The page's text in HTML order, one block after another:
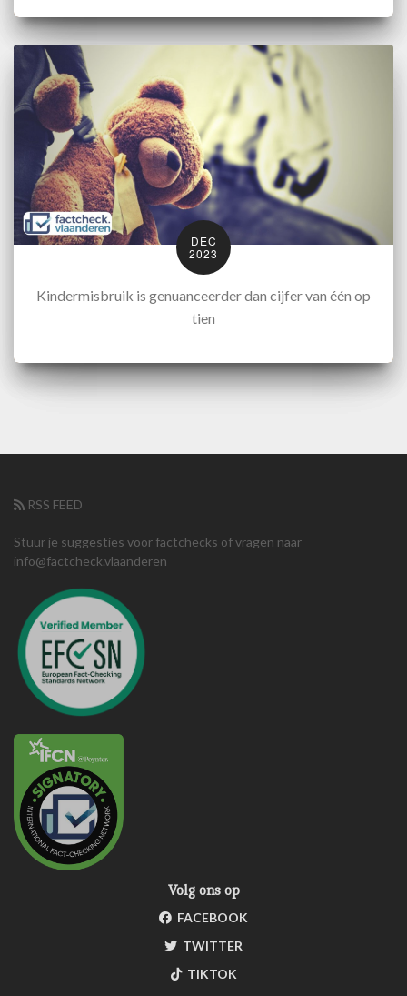
DEC
2023
Kindermisbruik is genuanceerder dan cijfer van één op
tien
RSS FEED
Stuur je suggesties voor factchecks of vragen naar
info@factcheck.vlaanderen
Volg ons op
FACEBOOK
TWITTER
TIKTOK